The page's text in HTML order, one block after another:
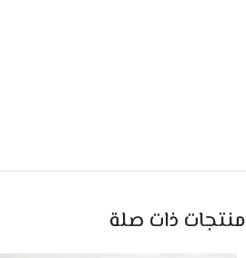
منتجات ذات صلة